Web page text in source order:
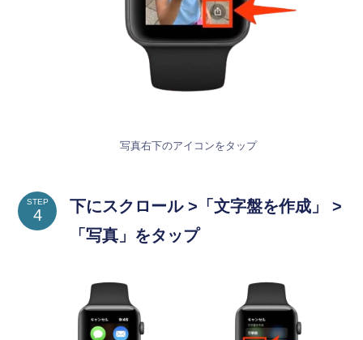
写真右下のアイコンをタップ
STEP
下にスクロール >「文字盤を作成」 >
「写真」をタップ